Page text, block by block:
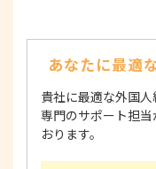
あなたに最適
貴社に最適な外国
専門のサポート担
おります。